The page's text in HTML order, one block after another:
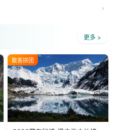
2026藏东秘境 漫步云中仙境·
探秘世外桃源·纯玩11/13日
【行程亮点】 【圣城拉萨】——
带上信心与信仰去西藏，行吟拉
萨，感受这座城与生俱来的与众
不同！ 【布达拉宫】——集宫殿
城堡寺院于一体的宏伟建筑，是
西藏最完整的古代...
¥9380
独立成团